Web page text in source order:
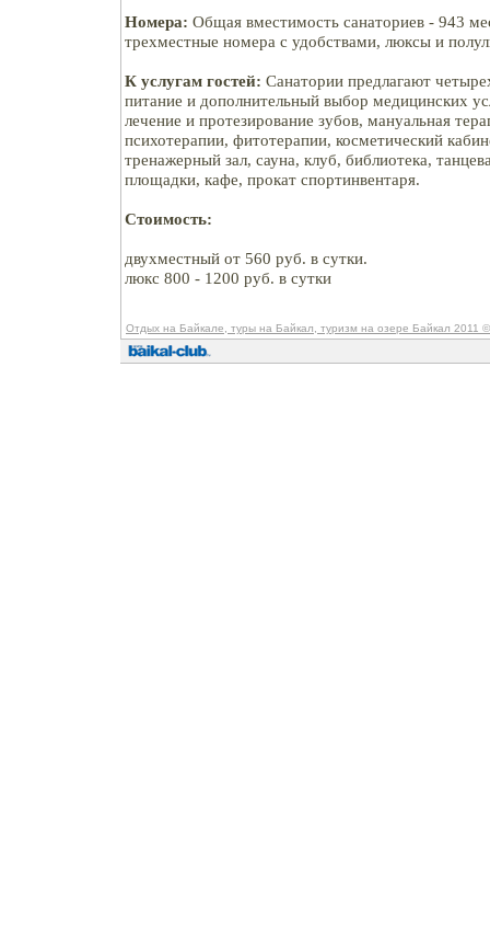
Номера: Общая вместимость санаториев - 943
трехместные номера с удобствами, люксы и
К услугам гостей: Санатории предлагают
питание и дополнительный выбор медицинских
лечение и протезирование зубов, мануальная
психотерапии, фитотерапии, косметический
тренажерный зал, сауна, клуб, библиотека,
площадки, кафе, прокат спортинвентаря.
Стоимость:
двухместный от 560 руб. в сутки.
люкс 800 - 1200 руб. в сутки
Отдых на Байкале, туры на Байкал, туризм на озере Байкал 2011